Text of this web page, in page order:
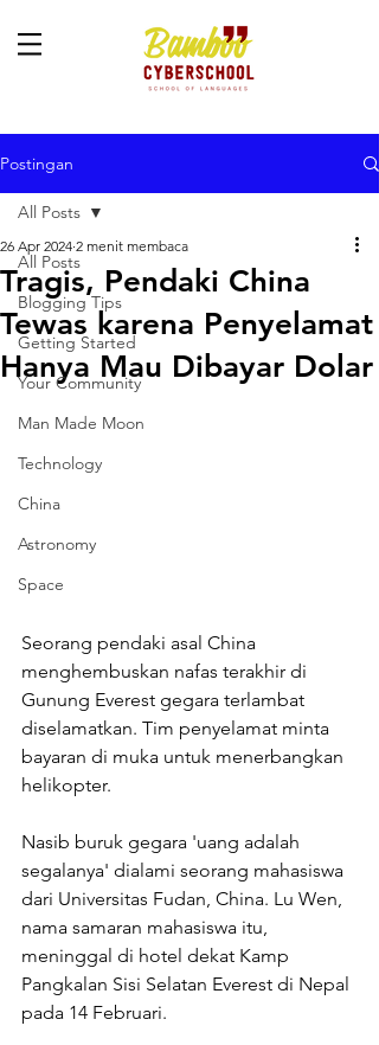
Postingan
All Posts
Blogging Tips
Getting Started
Your Community
Man Made Moon
Technology
China
Astronomy
Space
All Posts
Tragis, Pendaki China
Tewas karena Penyelamat
Hanya Mau Dibayar Dolar
26 Apr 2024 2 menit membaca
Seorang pendaki asal China
menghembuskan nafas terakhir di
Gunung Everest gegara terlambat
diselamatkan. Tim penyelamat minta
bayaran di muka untuk menerbangkan
helikopter.
Nasib buruk gegara 'uang adalah
segalanya' dialami seorang mahasiswa
dari Universitas Fudan, China. Lu Wen,
nama samaran mahasiswa itu,
meninggal di hotel dekat Kamp
Pangkalan Sisi Selatan Everest di Nepal
pada 14 Februari.